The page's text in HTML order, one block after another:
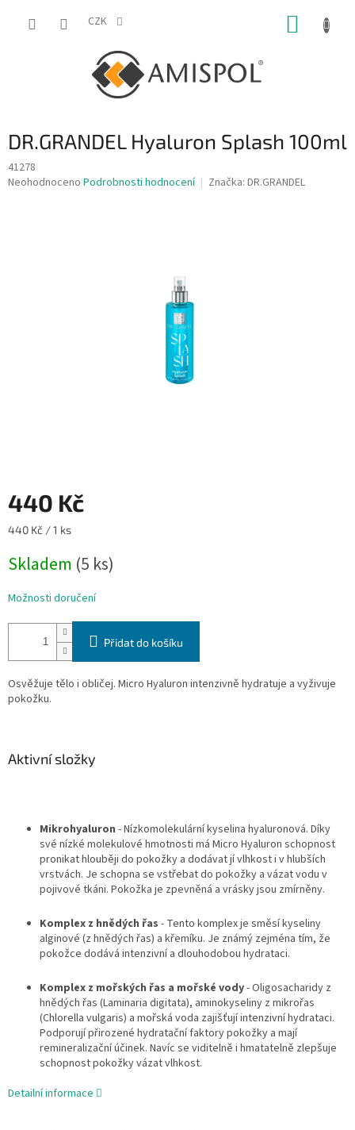
CZK
DR.GRANDEL Hyaluron Splash 100ml
41278
Průměrné
Neohodnoceno Podrobnosti hodnocení Značka: DR.GRANDEL
440 Kč
Měrná
440 Kč / 1 ks
Skladem (5 ks)
Možnosti doručení
Přidat do košíku
Osvěžuje tělo i obličej. Micro Hyaluron intenzivně hydratuje a vyživuje
pokožku.
Aktivní složky
Mikrohyaluron - Nízkomolekulární kyselina hyaluronová. Díky
své nízké molekulové hmotnosti má Micro Hyaluron schopnost
pronikat hlouběji do pokožky a dodávat jí vlhkost i v hlubších
vrstvách. Je schopna se vstřebat do pokožky a vázat vodu v
pojivové tkáni. Pokožka je zpevněná a vrásky jsou zmírněny.
Komplex z hnědých řas - Tento komplex je směsí kyseliny
alginové (z hnědých řas) a křemíku. Je známý zejména tím, že
pokožce dodává intenzivní a dlouhodobou hydrataci.
Komplex z mořských řas a mořské vody- Oligosacharidy z
hnědých řas (Laminaria digitata), aminokyseliny z mikrořas
(Chlorella vulgaris) a mořská voda zajišťují intenzivní hydrataci.
Podporují přirozené hydratační faktory pokožky a mají
remineralizační účinek. Navíc se viditelně i hmatatelně zlepšuje
schopnost pokožky vázat vlhkost.
Detailní informace